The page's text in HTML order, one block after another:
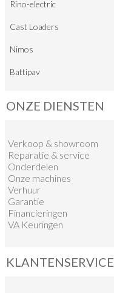
Rino-electric
Cast Loaders
Nimos
Battipav
ONZE DIENSTEN
Verkoop & showroom
Reparatie & service
Onderdelen
Onze machines
Verhuur
Garantie
Financieringen
VA Keuringen
KLANTENSERVICE